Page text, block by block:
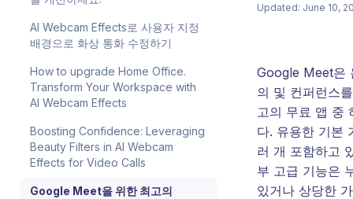
AI Webcam Effects로 사용자 지정
배경으로 화상 통화 수정하기
How to upgrade Home Office.
Transform Your Workspace with
AI Webcam Effects
Boosting Confidence: Leveraging
Beauty Filters in AI Webcam
Effects for Video Calls
Google Meet을 위한 최고의
Updated: June 10,
Google Meet은
의 및 컨퍼런스
고의 무료 앱 중
다. 유용한 기본
러 개 포함하고
부 고급 기능은
있거나 상당한